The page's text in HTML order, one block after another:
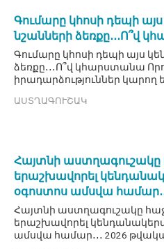
Գումարը կհոսի դեպի
նշանների ձեռքը․․․Ո՞վ
Գումարը կհոսի դեպի այս
ձեռքը․․․Ո՞վ կհարստանա
իրադարձություններ կարող
ԱՍՏՂԱԳՈՒՇԱԿ
Հայտնի աստղագուշակը
երաշխավորել
օգոստոս ամսվա
Հայտնի աստղագուշակը
երաշխավորել
ամսվա համար․․․ 2026